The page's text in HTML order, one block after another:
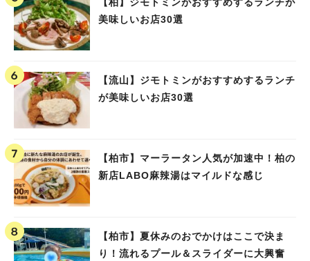
美味しいお店30選
【流山】ジモトミンがおすすめするランチ
が美味しいお店30選
【柏市】マーラータン人気が加速中！柏の
新店LABO麻辣湯はマイルドな感じ
【柏市】夏休みのおでかけはここで決ま
り！流れるプール＆スライダーに大興奮